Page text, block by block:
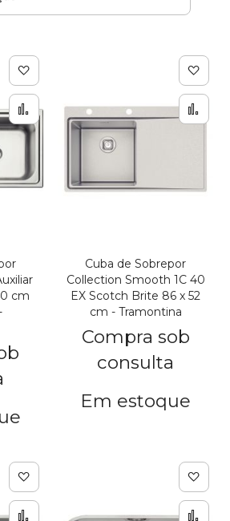
cm
Adicionar à lista de
Adicionar para
Cuba de Sobrepor
Collection Smooth 1C 40
EX Scotch Brite 86 x 52
cm - Tramontina
Compra sob
consulta
Em estoque
Adicionar à lista de